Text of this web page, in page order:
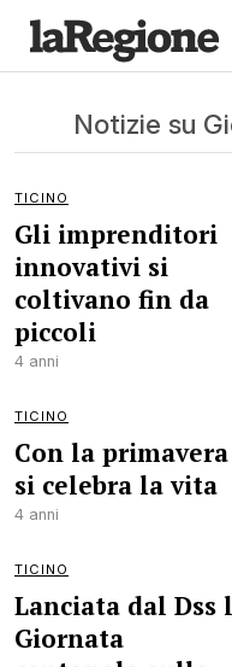
Notizie su
TICINO
Gli imprenditori
innovativi si
coltivano fin da
piccoli
4 anni
TICINO
Con la primavera
si celebra la vita
4 anni
TICINO
Lanciata dal Dss
Giornata